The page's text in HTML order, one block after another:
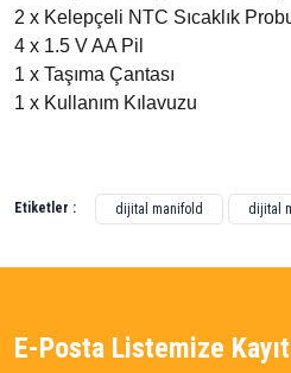
2 x Kelepçeli NTC Sıcaklık
4 x 1.5 V AA Pil
1 x Taşıma Çantası
1 x Kullanım Kılavuzu
Görüş ve önerileriniz için teşekkür ederiz.
Ürün resmi kalitesiz, bozuk veya
Ürün fiyatı diğer sitelerden daha pahalı.
Etiketler : dijital manifold dijital
E-Posta Listemize